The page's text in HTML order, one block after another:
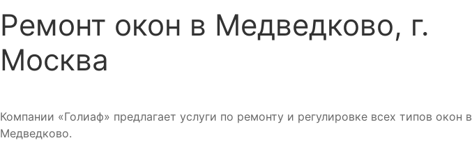
Ремонт окон в Медведково, г.
Москва
Компании «Голиаф» предлагает услуги по ремонту и регулировке всех типов окон в
Медведково.